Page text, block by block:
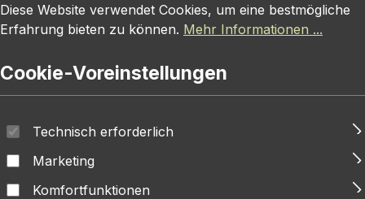
Cookie-Voreinstellungen
Diese Website verwendet Cookies, um eine bestmögliche
Diese Website verwendet Cookies, um eine bestmögliche
Erfahrung bieten zu können. Mehr Informationen ...
Cookie-Voreinstellungen
Technisch erforderlich
Marketing
Komfortfunktionen